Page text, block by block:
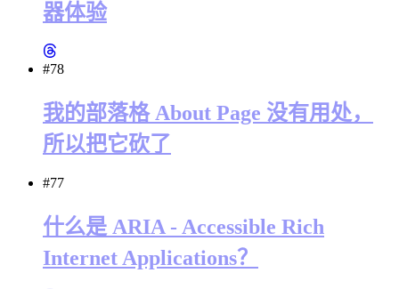
器体验
#78
我的部落格 About Page 没有用处，
所以把它砍了
#77
什么是 ARIA - Accessible Rich
Internet Applications？